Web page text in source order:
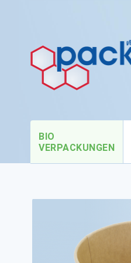
BIO
VERPACKUNGEN